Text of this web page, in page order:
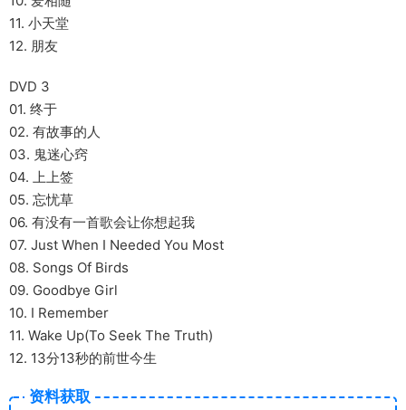
11. 小天堂
12. 朋友
DVD 3
01. 终于
02. 有故事的人
03. 鬼迷心窍
04. 上上签
05. 忘忧草
06. 有没有一首歌会让你想起我
07. Just When I Needed You Most
08. Songs Of Birds
09. Goodbye Girl
10. I Remember
11. Wake Up(To Seek The Truth)
12. 13分13秒的前世今生
资料获取